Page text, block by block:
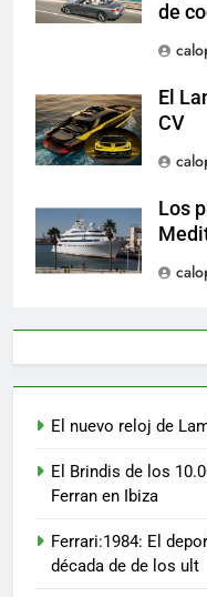
de
El
CV
Los
El nuevo reloj de
El Brindis de los
Ferran en Ibiza
Ferrari:1984: El
década de de los ult